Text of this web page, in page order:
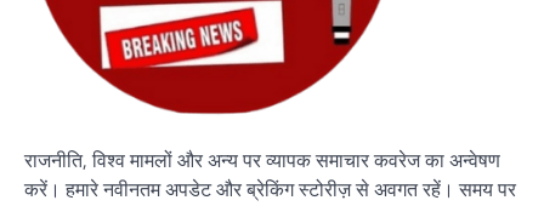
राजनीति, विश्व मामलों और अन्य पर व्यापक समाचार कवरेज का अन्वेषण
करें। हमारे नवीनतम अपडेट और ब्रेकिंग स्टोरीज़ से अवगत रहें। समय पर